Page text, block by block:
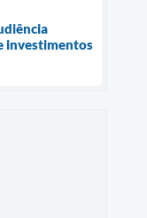
investimentos